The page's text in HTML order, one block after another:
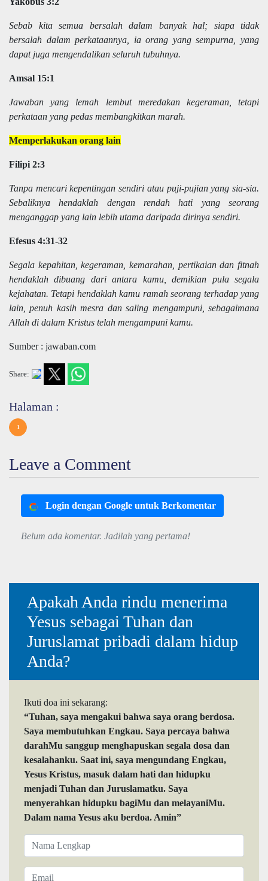
Sebab kita semua bersalah dalam banyak hal; siapa tidak
bersalah dalam perkataannya, ia orang yang sempurna, yang
dapat juga mengendalikan seluruh tubuhnya.
Amsal 15:1
Jawaban yang lemah lembut meredakan kegeraman, tetapi
perkataan yang pedas membangkitkan marah.
Memperlakukan orang lain
Filipi 2:3
Tanpa mencari kepentingan sendiri atau puji-pujian yang sia-sia.
Sebaliknya hendaklah dengan rendah hati yang seorang
menganggap yang lain lebih utama daripada dirinya sendiri.
Efesus 4:31-32
Segala kepahitan, kegeraman, kemarahan, pertikaian dan fitnah
hendaklah dibuang dari antara kamu, demikian pula segala
kejahatan. Tetapi hendaklah kamu ramah seorang terhadap yang
lain, penuh kasih mesra dan saling mengampuni, sebagaimana
Allah di dalam Kristus telah mengampuni kamu.
Sumber : jawaban.com
Share:
Halaman :
1
Leave a Comment
Login dengan Google untuk Berkomentar
Belum ada komentar. Jadilah yang pertama!
Apakah Anda rindu menerima
Yesus sebagai Tuhan dan
Juruslamat pribadi dalam hidup
Anda?
Ikuti doa ini sekarang:
“Tuhan, saya mengakui bahwa saya orang berdosa.
Saya membutuhkan Engkau. Saya percaya bahwa
darahMu sanggup menghapuskan segala dosa dan
kesalahanku. Saat ini, saya mengundang Engkau,
Yesus Kristus, masuk dalam hati dan hidupku
menjadi Tuhan dan Juruslamatku. Saya
menyerahkan hidupku bagiMu dan melayaniMu.
Dalam nama Yesus aku berdoa. Amin”